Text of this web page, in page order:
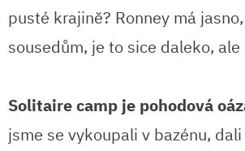
pusté krajině? Ronney má
sousedům, je to sice daleko,
Solitaire camp je pohodová
jsme se vykoupali v bazénu,